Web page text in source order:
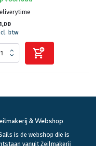
btw
& Webshop
is de webshop die is
vanuit Zeilmakerij